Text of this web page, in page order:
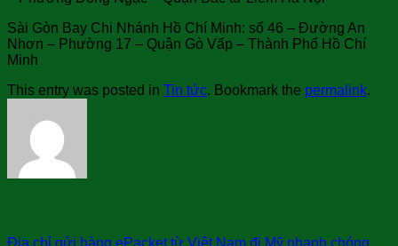
Sài Gòn Bay Chi Nhánh Hồ Chí Minh: số 46 – Đường An
Nhơn – Phường 17 – Quận Gò Vấp – Thành Phố Hồ Chí
Minh
This entry was posted in Tin tức. Bookmark the permalink.
Địa chỉ gửi hàng ePacket từ Việt Nam đi Mỹ nhanh chóng